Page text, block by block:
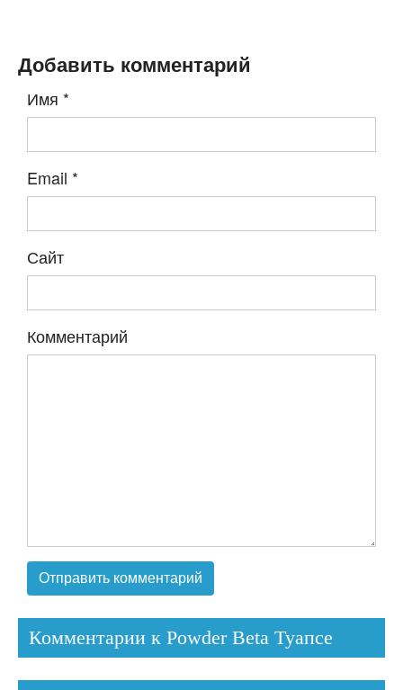
Добавить комментарий
Имя *
Email *
Сайт
Комментарий
Комментарии к Powder Beta Туапсе